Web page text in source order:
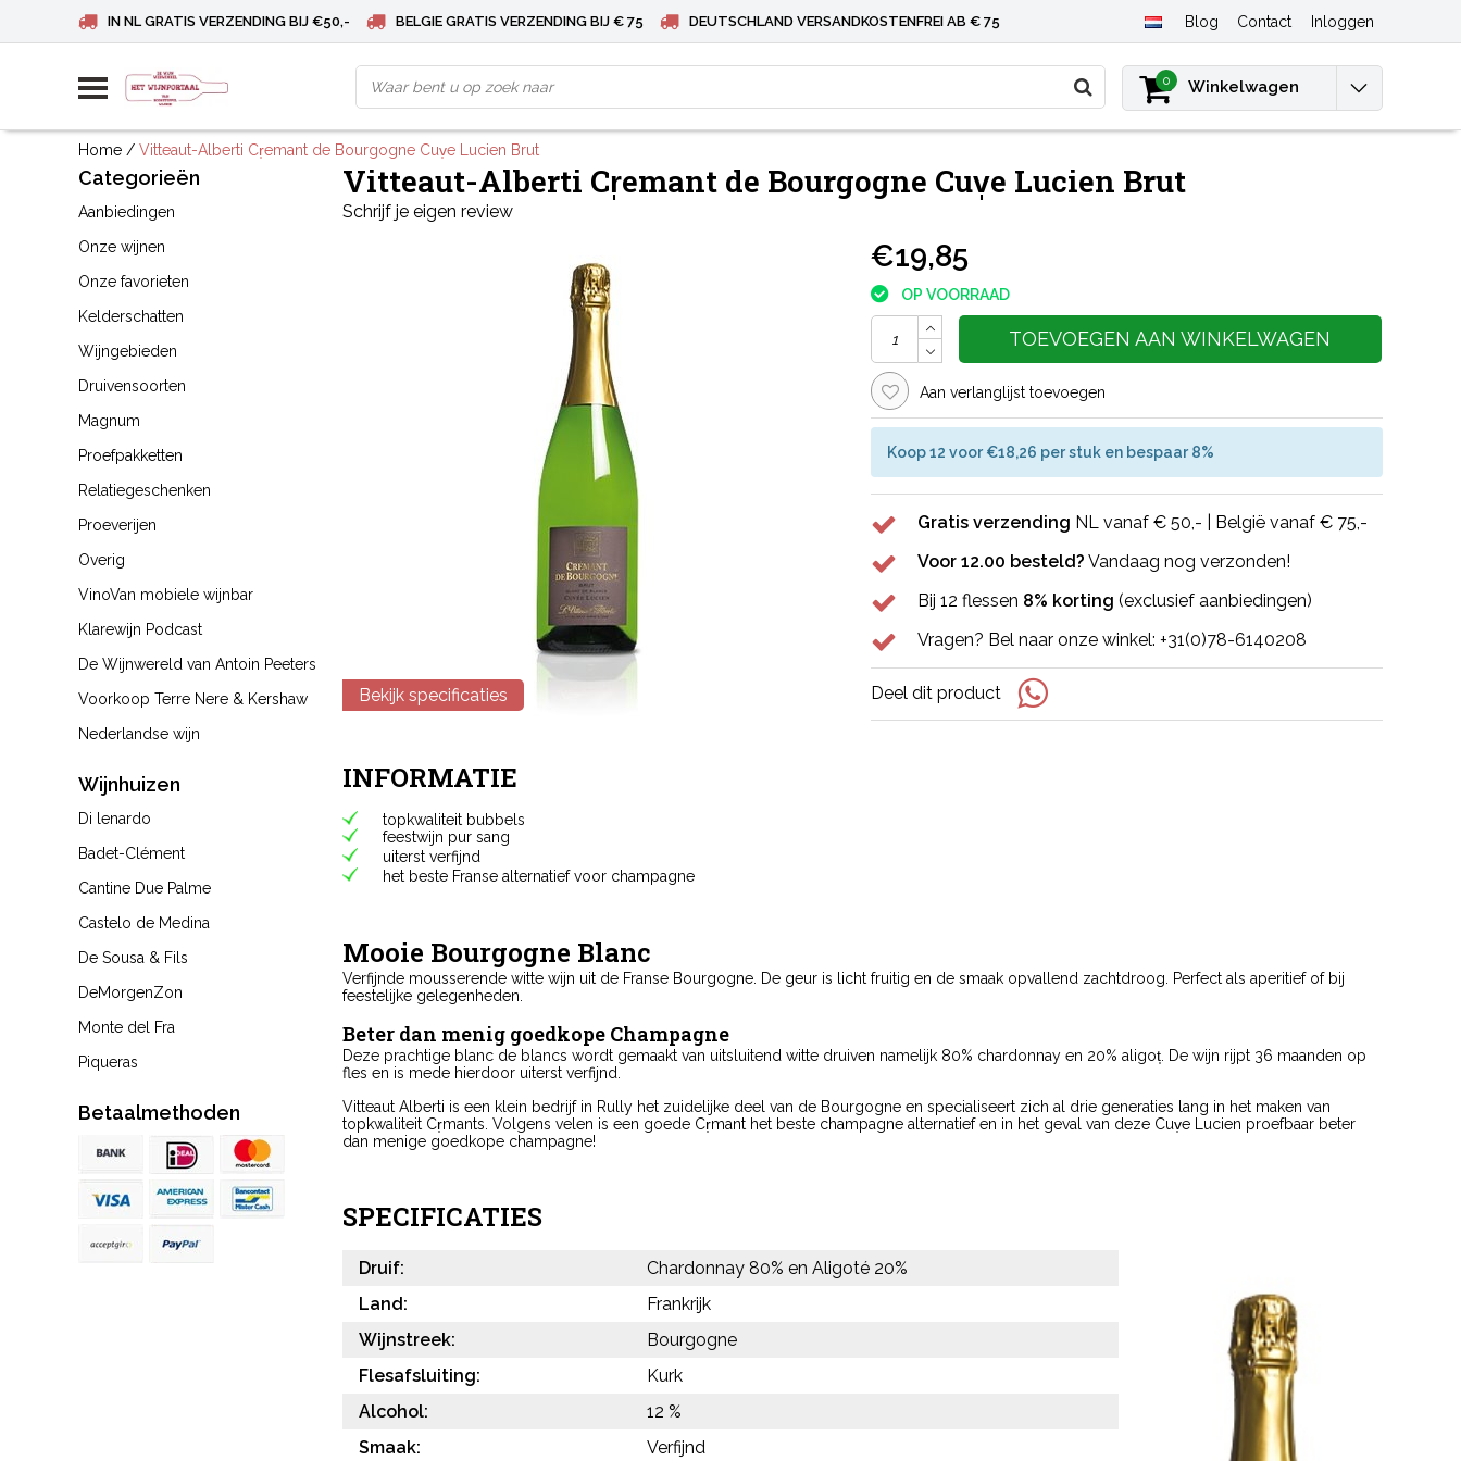
IN NL GRATIS VERZENDING BIJ €50,- BELGIE GRATIS VERZENDING BIJ € 75 DEUTSCHLAND VERSANDKOSTENFREI AB € 75 Blog Contact Inloggen
0 Winkelwagen
Home / Vitteaut-Alberti Cr̩emant de Bourgogne Cuv̩e Lucien Brut
Categorieën
Aanbiedingen
Onze wijnen
Onze favorieten
Kelderschatten
Wijngebieden
Druivensoorten
Magnum
Proefpakketten
Relatiegeschenken
Proeverijen
Overig
VinoVan mobiele wijnbar
Klarewijn Podcast
De Wijnwereld van Antoin Peeters
Voorkoop Terre Nere & Kershaw
Nederlandse wijn
Wijnhuizen
Di lenardo
Badet-Clément
Cantine Due Palme
Castelo de Medina
De Sousa & Fils
DeMorgenZon
Monte del Fra
Piqueras
Betaalmethoden
Vitteaut-Alberti Cr̩emant de Bourgogne Cuv̩e Lucien Brut
Schrijf je eigen review
Bekijk specificaties
€19,85
OP VOORRAAD
TOEVOEGEN AAN WINKELWAGEN
Aan verlanglijst toevoegen
Koop 12 voor €18,26 per stuk en bespaar 8%
Gratis verzending NL vanaf € 50,- | België vanaf € 75,-
Voor 12.00 besteld? Vandaag nog verzonden!
Bij 12 flessen 8% korting (exclusief aanbiedingen)
Vragen? Bel naar onze winkel: +31(0)78-6140208
Deel dit product
INFORMATIE
topkwaliteit bubbels
feestwijn pur sang
uiterst verfijnd
het beste Franse alternatief voor champagne
Mooie Bourgogne Blanc
Verfijnde mousserende witte wijn uit de Franse Bourgogne. De geur is licht fruitig en de smaak opvallend zachtdroog. Perfect als aperitief of bij
feestelijke gelegenheden.
Beter dan menig goedkope Champagne
Deze prachtige blanc de blancs wordt gemaakt van uitsluitend witte druiven namelijk 80% chardonnay en 20% aligot̩. De wijn rijpt 36 maanden op
fles en is mede hierdoor uiterst verfijnd.
Vitteaut Alberti is een klein bedrijf in Rully het zuidelijke deel van de Bourgogne en specialiseert zich al drie generaties lang in het maken van
topkwaliteit Cr̩mants. Volgens velen is een goede Cr̩mant het beste champagne alternatief en in het geval van deze Cuv̩e Lucien proefbaar beter
dan menige goedkope champagne!
SPECIFICATIES
Druif:
Chardonnay 80% en Aligoté 20%
Land:
Frankrijk
Wijnstreek:
Bourgogne
Flesafsluiting:
Kurk
Alcohol:
12 %
Smaak:
Verfijnd